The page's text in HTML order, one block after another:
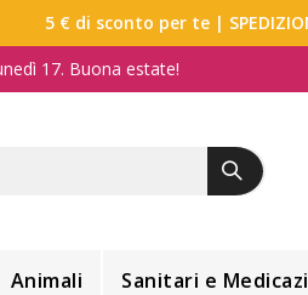
5 € di sconto per te |
17. Buona estate!
Animali Sanitari e